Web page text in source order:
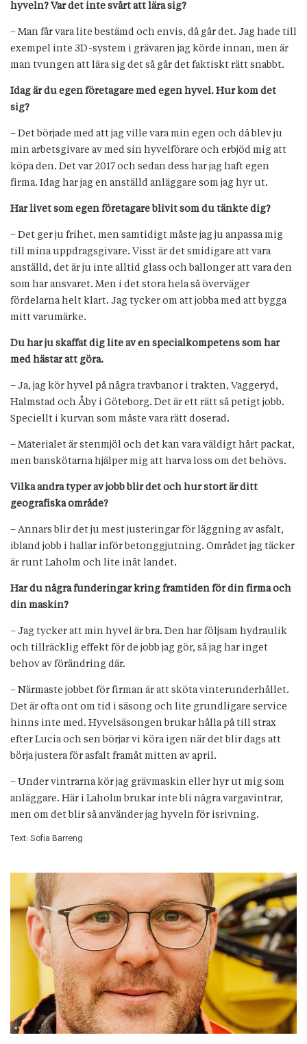
hyveln? Var det inte svårt att lära sig?
– Man får vara lite bestämd och envis, då går det. Jag hade till
exempel inte 3D-system i grävaren jag körde innan, men är
man tvungen att lära sig det så går det faktiskt rätt snabbt.
Idag är du egen företagare med egen hyvel. Hur kom det
sig?
– Det började med att jag ville vara min egen och då blev ju
min arbetsgivare av med sin hyvelförare och erbjöd mig att
köpa den. Det var 2017 och sedan dess har jag haft egen
firma. Idag har jag en anställd anläggare som jag hyr ut.
Har livet som egen företagare blivit som du tänkte dig?
– Det ger ju frihet, men samtidigt måste jag ju anpassa mig
till mina uppdragsgivare. Visst är det smidigare att vara
anställd, det är ju inte alltid glass och ballonger att vara den
som har ansvaret. Men i det stora hela så överväger
fördelarna helt klart. Jag tycker om att jobba med att bygga
mitt varumärke.
Du har ju skaffat dig lite av en specialkompetens som har
med hästar att göra.
– Ja, jag kör hyvel på några travbanor i trakten, Vaggeryd,
Halmstad och Åby i Göteborg. Det är ett rätt så petigt jobb.
Speciellt i kurvan som måste vara rätt doserad.
– Materialet är stenmjöl och det kan vara väldigt hårt packat,
men banskötarna hjälper mig att harva loss om det behövs.
Vilka andra typer av jobb blir det och hur stort är ditt
geografiska område?
– Annars blir det ju mest justeringar för läggning av asfalt,
ibland jobb i hallar inför betonggjutning. Området jag täcker
är runt Laholm och lite inåt landet.
Har du några funderingar kring framtiden för din firma och
din maskin?
– Jag tycker att min hyvel är bra. Den har följsam hydraulik
och tillräcklig effekt för de jobb jag gör, så jag har inget
behov av förändring där.
– Närmaste jobbet för firman är att sköta vinterunderhållet.
Det är ofta ont om tid i säsong och lite grundligare service
hinns inte med. Hyvelsäsongen brukar hålla på till strax
efter Lucia och sen börjar vi köra igen när det blir dags att
börja justera för asfalt framåt mitten av april.
– Under vintrarna kör jag grävmaskin eller hyr ut mig som
anläggare. Här i Laholm brukar inte bli några vargavintrar,
men om det blir så använder jag hyveln för isrivning.
Text: Sofia Barreng